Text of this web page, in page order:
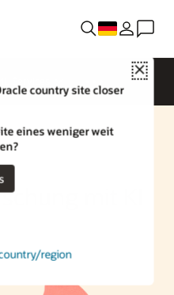
Close
country site closer
eines weniger weit
region
mit KI